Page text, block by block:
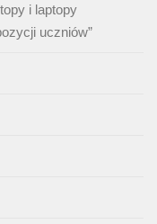
i laptopy
uczniów”